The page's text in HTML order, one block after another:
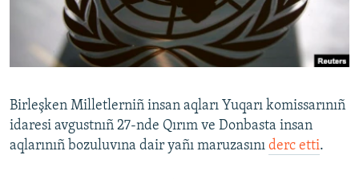
Русский
Українською
Birleşken Milletlerniñ insan aqları Yuqarı komissarınıñ
idaresi avgustnıñ 27-nde Qırım ve Donbasta insan
aqlarınıñ bozuluvına dair yañı maruzasını derc etti.